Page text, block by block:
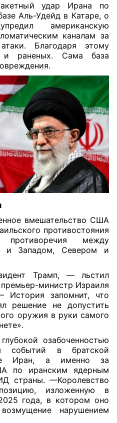
удар Ирана по
Аль-Удейд в Катаре, о
американскую
каналам за
Благодаря этому
раненых. Сама база
вмешательство США
противостояния
между
и Западом, Севером и
Трамп, — льстил
министр Израиля
История запомнит, что
решение не допустить
оружия в руки самого
озабоченностью
событий в братской
Иран, а именно за
по иранским ядерным
страны. —Королевство
изложенную в
года, в котором оно
нарушением